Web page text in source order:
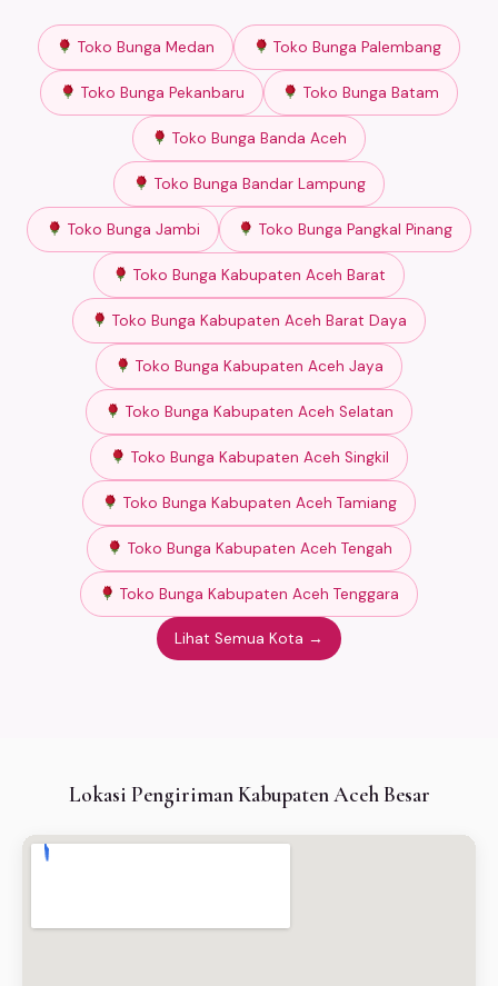
Toko Bunga Medan Toko Bunga Palembang
Toko Bunga Pekanbaru Toko Bunga Batam
Toko Bunga Banda Aceh
Toko Bunga Bandar Lampung
Toko Bunga Jambi Toko Bunga Pangkal Pinang
Toko Bunga Kabupaten Aceh Barat
Toko Bunga Kabupaten Aceh Barat Daya
Toko Bunga Kabupaten Aceh Jaya
Toko Bunga Kabupaten Aceh Selatan
Toko Bunga Kabupaten Aceh Singkil
Toko Bunga Kabupaten Aceh Tamiang
Toko Bunga Kabupaten Aceh Tengah
Toko Bunga Kabupaten Aceh Tenggara
Lihat Semua Kota →
Lokasi Pengiriman Kabupaten Aceh Besar